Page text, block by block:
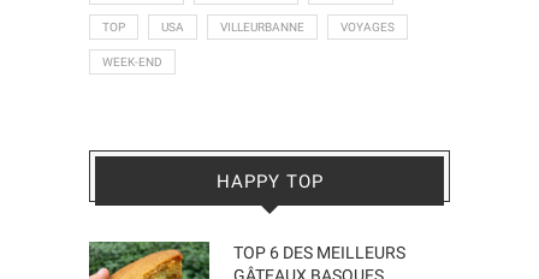
TOP USA VILLEURBANNE VOYAGES
WEEK-END
HAPPY TOP
TOP 6 DES MEILLEURS